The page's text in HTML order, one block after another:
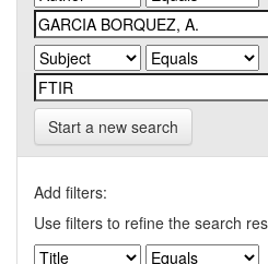
Start a new search
Add filters:
Use filters to refine the search